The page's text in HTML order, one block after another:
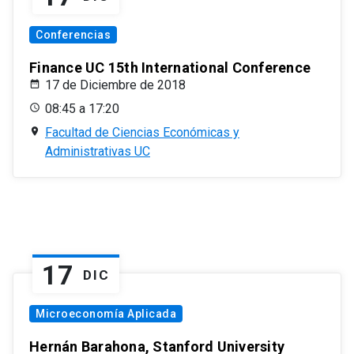
Conferencias
Finance UC 15th International Conference
17 de Diciembre de 2018
08:45 a 17:20
Facultad de Ciencias Económicas y
Administrativas UC
17 DIC
Microeconomía Aplicada
Hernán Barahona, Stanford University